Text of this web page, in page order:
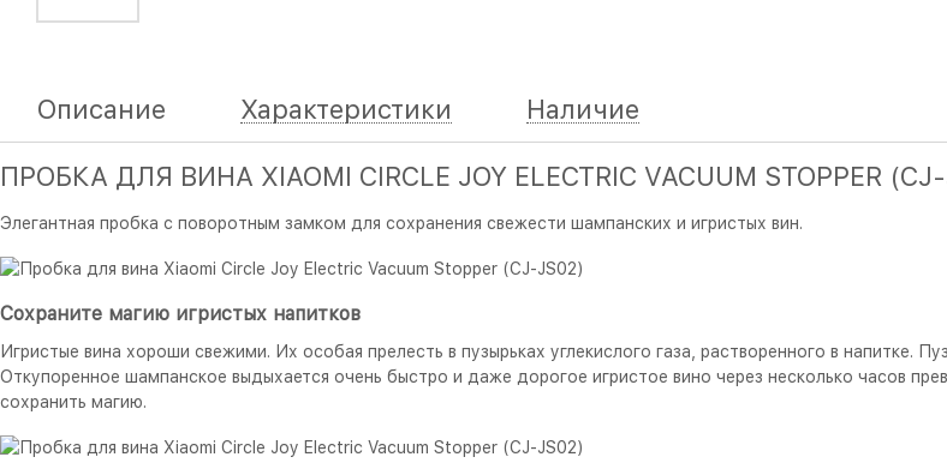
Описание Характеристики Наличие
ПРОБКА ДЛЯ ВИНА XIAOMI CIRCLE JOY ELECTRIC VACUUM STOPPER
Элегантная пробка с поворотным замком для сохранения свежести шампанских и игристых вин.
Сохраните магию игристых напитков
Игристые вина хороши свежими. Их особая прелесть в пузырьках углекислого газа, растворенного в напитке.
Откупоренное шампанское выдыхается очень быстро и даже дорогое игристое вино через несколько часов
сохранить магию.